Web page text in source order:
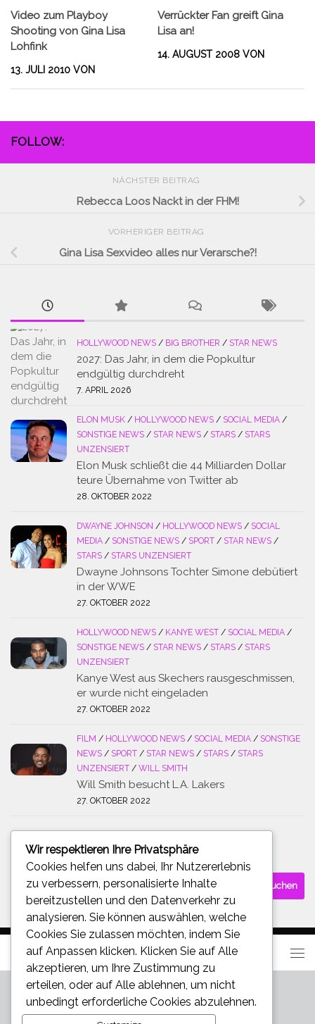
Video zum Playboy
Shooting von Gina Lisa
Lohfink
13. JULI 2010 VON
Verrückter Fan greift Gina
Lisa an!
14. AUGUST 2008 VON
FOLLOW:
NÄCHSTER BEITRAG
Rebecca Loos Nackt in der FHM!
VORHERIGER BEITRAG
Gina Lisa Sexvideo alles nur Verarsche?!
HOLLYWOOD NEWS / BIG BROTHER / STAR NEWS
2027: Das Jahr, in dem die Popkultur
endgültig durchdreht
7. APRIL 2026
ELON MUSK / HOLLYWOOD NEWS / SOCIAL MEDIA /
SONSTIGE NEWS / STAR NEWS / STARS / STARS
UNZENSIERT
Elon Musk schließt die 44 Milliarden Dollar
teure Übernahme von Twitter ab
28. OKTOBER 2022
DWAYNE JOHNSON / HOLLYWOOD NEWS / SOCIAL
MEDIA / SONSTIGE NEWS / SPORT / STAR NEWS /
STARS / STARS UNZENSIERT
Dwayne Johnsons Tochter Simone debütiert
in der WWE
27. OKTOBER 2022
HOLLYWOOD NEWS / KANYE WEST / SOCIAL MEDIA /
SONSTIGE NEWS / STAR NEWS / STARS / STARS
UNZENSIERT
Kanye West aus Skechers rausgeschmissen,
er wurde nicht eingeladen
27. OKTOBER 2022
FILM / HOLLYWOOD NEWS / SOCIAL MEDIA / SONSTIGE
NEWS / SPORT / STAR NEWS / STARS / STARS
UNZENSIERT / WILL SMITH
Will Smith besucht L.A. Lakers
27. OKTOBER 2022
SUCHE
Suchen
nach:
Wir respektieren Ihre Privatsphäre
Cookies helfen uns dabei, Ihr Nutzererlebnis
zu verbessern, personalisierte Inhalte
bereitzustellen und den Datenverkehr zu
analysieren. Sie können auswählen, welche
Cookies Sie zulassen möchten, indem Sie
auf Anpassen klicken. Klicken Sie auf Alle
akzeptieren , um Ihre Zustimmung zu
erteilen, oder auf Alle ablehnen , um nicht
unbedingt erforderliche Cookies abzulehnen.